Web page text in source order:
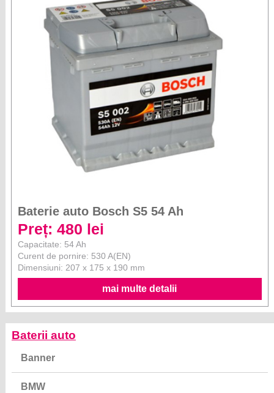
Baterie auto Bosch S5 54 Ah
Preț: 480 lei
Capacitate: 54 Ah
Curent de pornire: 530 A(EN)
Dimensiuni: 207 x 175 x 190 mm
mai multe detalii
Baterii auto
Banner
BMW